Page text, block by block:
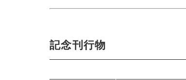
記念刊行物